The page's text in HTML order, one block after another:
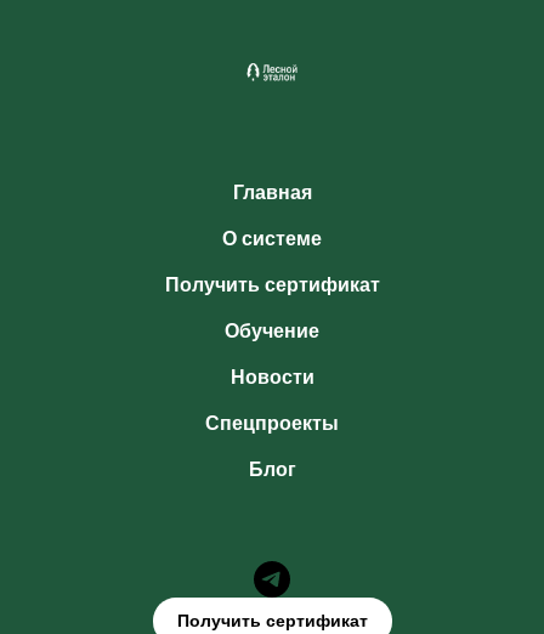
Главная
О системе
Получить сертификат
Обучение
Новости
Спецпроекты
Блог
Получить сертификат